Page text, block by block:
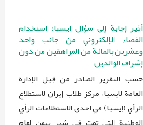
أثير إجابة إلی سؤال ايسبا؛ استخدام
الفضاء الإلكتروني من جانب واحد
وعشرين بالمائة من المراهقين من دون
إشراف الوالدين
حسب التقرير الصادر من قِبل الإدارة
العامة لايسبا، مركز طلاب إيران لاستطلاع
الرأي (إيسبا) في احدى الاستطلاعات الرأي